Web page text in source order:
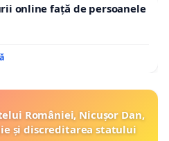
online față de persoanele
României, Nicușor Dan,
și discreditarea statului